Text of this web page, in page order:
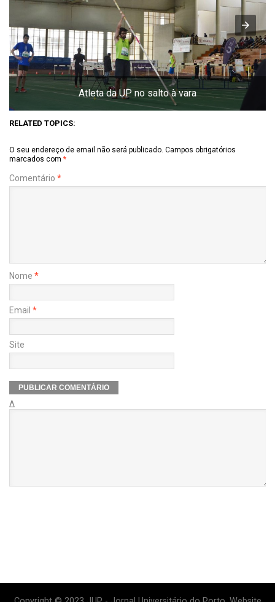
Atleta da UP no salto à vara
RELATED TOPICS:
O seu endereço de email não será publicado. Campos obrigatórios
marcados com *
Comentário *
Nome *
Email *
Site
Δ